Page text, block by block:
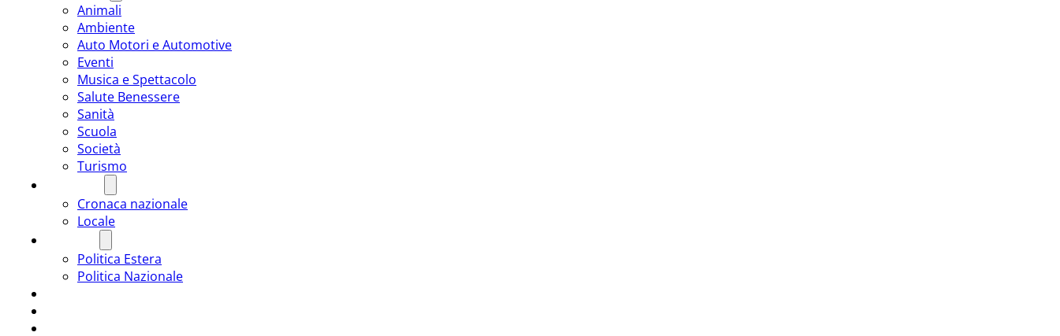
Animali
Ambiente
Auto Motori e Automotive
Eventi
Musica e Spettacolo
Salute Benessere
Sanità
Scuola
Società
Turismo
Cronaca nazionale
Locale
Politica Estera
Politica Nazionale